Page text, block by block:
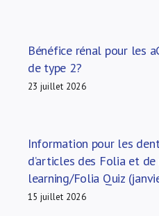
Bénéfice rénal pour les
de type 2?
23 juillet 2026
Information pour les
d’articles des Folia et de
learning/Folia Quiz
15 juillet 2026